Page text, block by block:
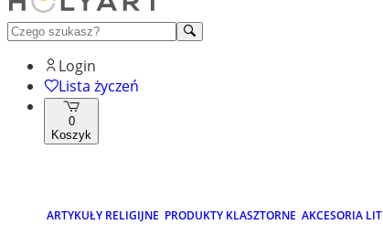
Login
Lista życzeń
0
Koszyk
ARTYKUŁY RELIGIJNE PRODUKTY KLASZTORNE AKCESORIA